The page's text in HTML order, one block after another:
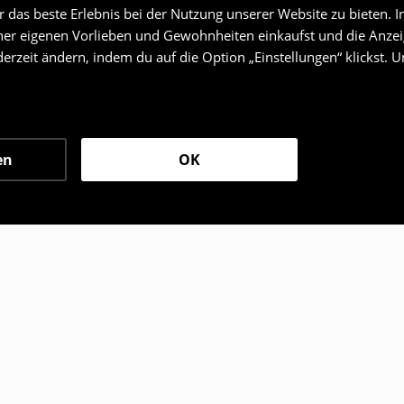
beste Erlebnis bei der Nutzung unserer Website zu
eigenen Vorlieben und Gewohnheiten einkaufst und die
ändern, indem du auf die Option „Einstellungen“ klickst.
OK